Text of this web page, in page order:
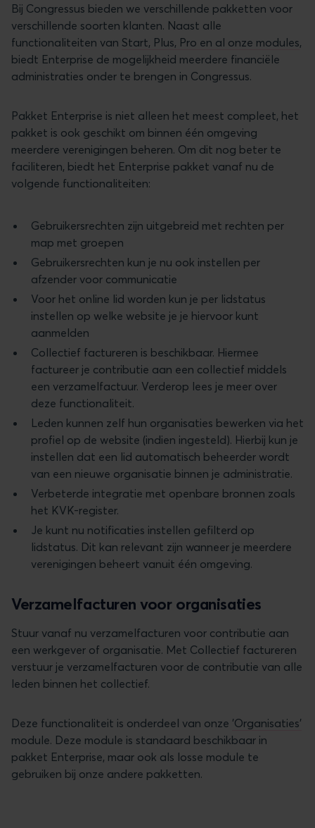
Bij Congressus bieden we verschillende pakketten voor
verschillende soorten klanten. Naast alle
functionaliteiten van Start, Plus, Pro en al onze modules,
biedt Enterprise de mogelijkheid meerdere financiële
administraties onder te brengen in Congressus.
Pakket Enterprise is niet alleen het meest compleet, het
pakket is ook geschikt om binnen één omgeving
meerdere verenigingen beheren. Om dit nog beter te
faciliteren, biedt het Enterprise pakket vanaf nu de
volgende functionaliteiten:
Gebruikersrechten zijn uitgebreid met rechten per
map met groepen
Gebruikersrechten kun je nu ook instellen per
afzender voor communicatie
Voor het online lid worden kun je per lidstatus
instellen op welke website je je hiervoor kunt
aanmelden
Collectief factureren is beschikbaar. Hiermee
factureer je contributie aan een collectief middels
een verzamelfactuur. Verderop lees je meer over
deze functionaliteit.
Leden kunnen zelf hun organisaties bewerken via het
profiel op de website (indien ingesteld). Hierbij kun je
instellen dat een lid automatisch beheerder wordt
van een nieuwe organisatie binnen je administratie.
Verbeterde integratie met openbare bronnen zoals
het KVK-register.
Je kunt nu notificaties instellen gefilterd op
lidstatus. Dit kan relevant zijn wanneer je meerdere
verenigingen beheert vanuit één omgeving.
Verzamelfacturen voor organisaties
Stuur vanaf nu verzamelfacturen voor contributie aan
een werkgever of organisatie. Met Collectief factureren
verstuur je verzamelfacturen voor de contributie van alle
leden binnen het collectief.
Deze functionaliteit is onderdeel van onze 'Organisaties'
module. Deze module is standaard beschikbaar in
pakket Enterprise, maar ook als losse module te
gebruiken bij onze andere pakketten.